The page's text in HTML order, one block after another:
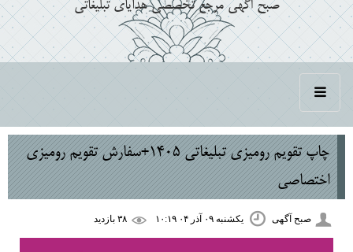
صبح آگهی مرجع تخصصی هدایای تبلیغاتی
چاپ تقویم رومیزی تبلیغاتی 1405+سفارش تقویم رومیزی
اختصاصی
صبح آگهی یکشنبه ۰۹ آذر ۰۴ ۱۰:۱۹